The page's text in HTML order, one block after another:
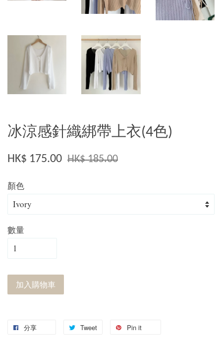
冰涼感針織綁帶上衣(4色)
HK$ 175.00 HK$ 185.00
顏色
數量
加入購物車
分享 Tweet Pin it